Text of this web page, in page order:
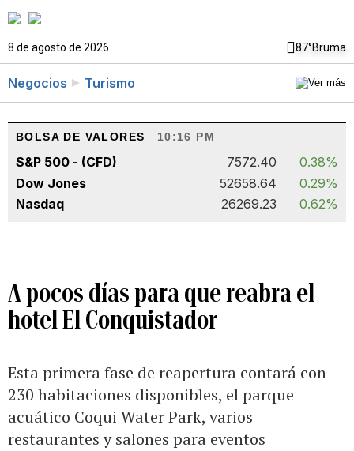
8 de agosto de 2026 87°Bruma
Negocios Turismo
BOLSA DE VALORES 10:16 PM
S&P 500 - (CFD) 7572.40
0.38%
Dow Jones
52658.64
0.29%
Nasdaq
26269.23 0.62%
A pocos días para que reabra el
hotel El Conquistador
Esta primera fase de reapertura contará con
230 habitaciones disponibles, el parque
acuático Coqui Water Park, varios
restaurantes y salones para eventos